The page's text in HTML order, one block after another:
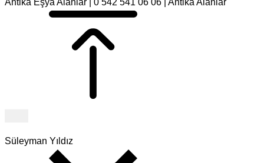
Süleyman Yıldız